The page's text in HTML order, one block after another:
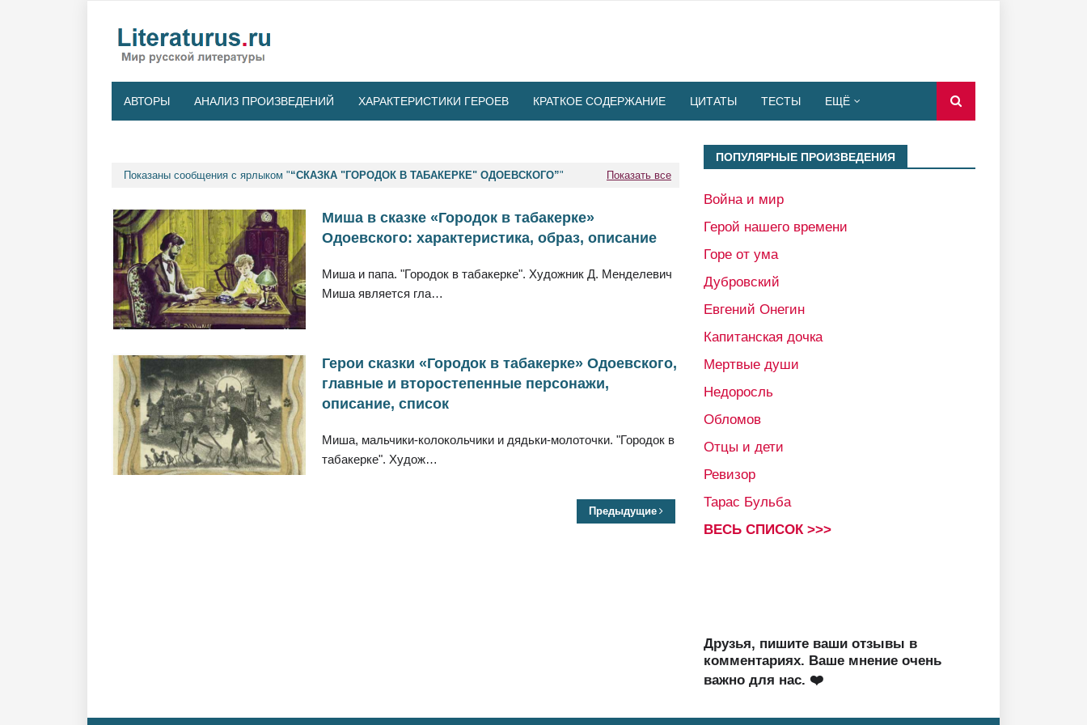
АВТОРЫ АНАЛИЗ ПРОИЗВЕДЕНИЙ ХАРАКТЕРИСТИКИ ГЕРОЕВ КРАТКОЕ СОДЕРЖАНИЕ ЦИТАТЫ ТЕСТЫ ЕЩЁ
Показаны сообщения с ярлыком " СКАЗКА "ГОРОДОК В ТАБАКЕРКЕ" ОДОЕВСКОГО " Показать все
Миша в сказке «Городок в табакерке»
Одоевского: характеристика, образ, описание
Миша и папа. "Городок в табакерке". Художник Д. Менделевич
Миша является гла…
Герои сказки «Городок в табакерке» Одоевского,
главные и второстепенные персонажи,
описание, список
Миша, мальчики-колокольчики и дядьки-молоточки. "Городок в
табакерке". Худож…
Предыдущие
ПОПУЛЯРНЫЕ ПРОИЗВЕДЕНИЯ
Война и мир
Герой нашего времени
Горе от ума
Дубровский
Евгений Онегин
Капитанская дочка
Мертвые души
Недоросль
Обломов
Отцы и дети
Ревизор
Тарас Бульба
ВЕСЬ СПИСОК >>>
Друзья, пишите ваши отзывы в
комментариях. Ваше мнение очень
важно для нас. ❤️